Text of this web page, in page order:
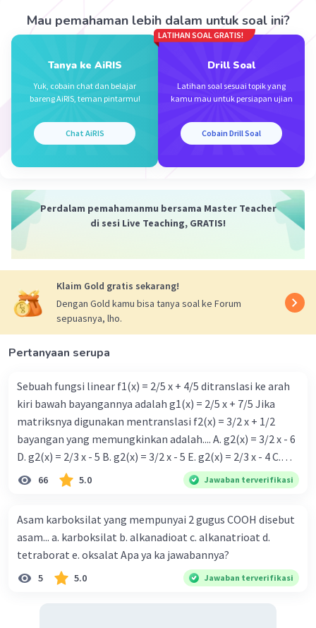
Beri Rating·0.0(0) Balas
Kandungan utama minyak bumi adalah senyawa
alkana dan aromatis. Alkana merupakan
hidrokarbon jenuh dengan ikatan tunggal,
yang mengandung cincin benzena atau turunan-
turunannya.
Sehingga, jawaban yang benar adalah:
Beri Rating
Mau pemahaman lebih dalam untuk soal ini?
Tanya ke AiRIS
Yuk, cobain chat dan belajar
bareng AiRIS, teman pintarmu!
Chat AiRIS
LATIHAN SOAL GRATIS!
Drill Soal
Latihan soal sesuai topik yang
kamu mau untuk persiapan ujian
Cobain Drill Soal
Perdalam pemahamanmu bersama Master Teacher
di sesi Live Teaching, GRATIS!
Klaim Gold gratis sekarang!
Dengan Gold kamu bisa tanya soal ke Forum
sepuasnya, lho.
Pertanyaan serupa
Sebuah fungsi linear f1(x) = 2/5 x + 4/5 ditranslasi ke arah
kiri bawah bayangannya adalah g1(x) = 2/5 x + 7/5 Jika
matriksnya digunakan mentranslasi f2(x) = 3/2 x + 1/2
bayangan yang memungkinkan adalah.... A. g2(x) = 3/2 x - 6
D. g2(x) = 2/3 x - 5 B. g2(x) = 3/2 x - 5 E. g2(x) = 2/3 x - 4 C.
g{2}(x) = 3/2 x + 5
66 5.0 Jawaban terverifikasi
Asam karboksilat yang mempunyai 2 gugus COOH disebut
asam... a. karboksilat b. alkanadioat c. alkanatrioat d.
tetraborat e. oksalat Apa ya ka jawabannya?
5 5.0 Jawaban terverifikasi